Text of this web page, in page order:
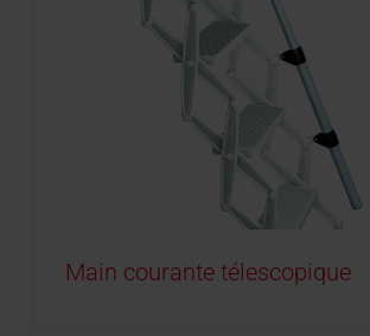
Main courante télescopique